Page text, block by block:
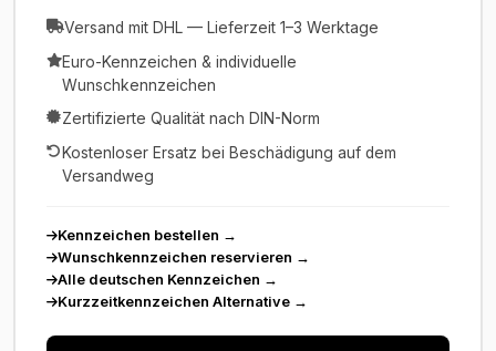
Versand mit DHL — Lieferzeit 1–3 Werktage
Euro-Kennzeichen & individuelle
Wunschkennzeichen
Zertifizierte Qualität nach DIN-Norm
Kostenloser Ersatz bei Beschädigung auf dem
Versandweg
Kennzeichen bestellen →
Wunschkennzeichen reservieren →
Alle deutschen Kennzeichen →
Kurzzeitkennzeichen Alternative →